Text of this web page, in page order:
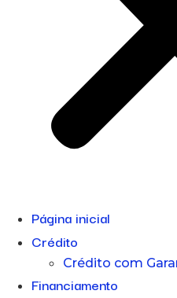
Página inicial
Crédito
Crédito com
Financiamento